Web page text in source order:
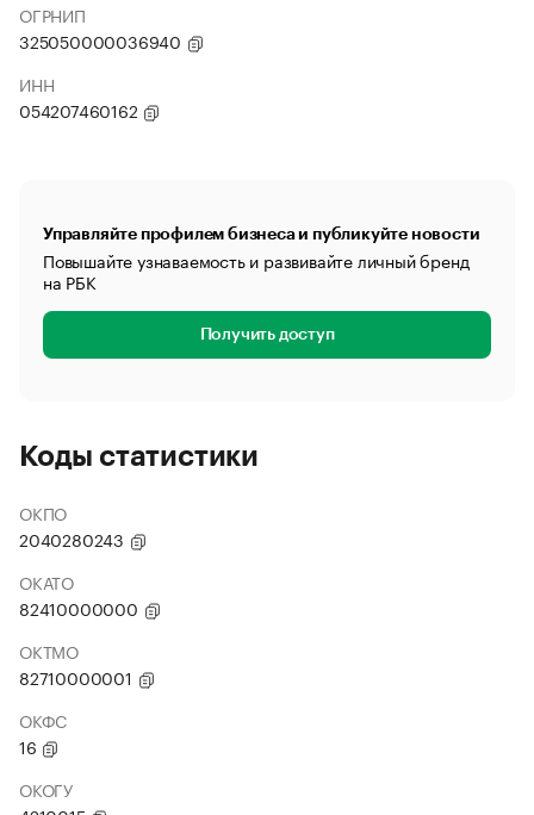
ОГРНИП
325050000036940
ИНН
054207460162
Управляйте профилем бизнеса и публикуйте новости
Повышайте узнаваемость и развивайте личный бренд
на РБК
Получить доступ
Коды статистики
ОКПО
2040280243
ОКАТО
82410000000
ОКТМО
82710000001
ОКФС
16
ОКОГУ